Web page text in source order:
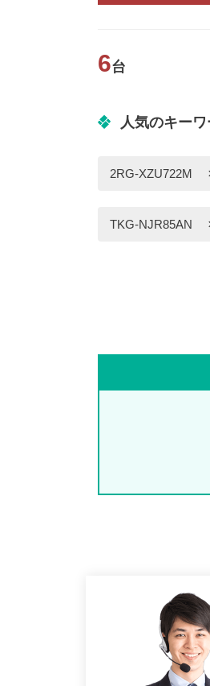
6台
人気のキー
2RG-XZU722M
TKG-NJR85AN